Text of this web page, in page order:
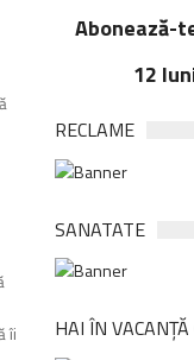
îi
Abonează-
12
RECLAME
SANATATE
HAI ÎN